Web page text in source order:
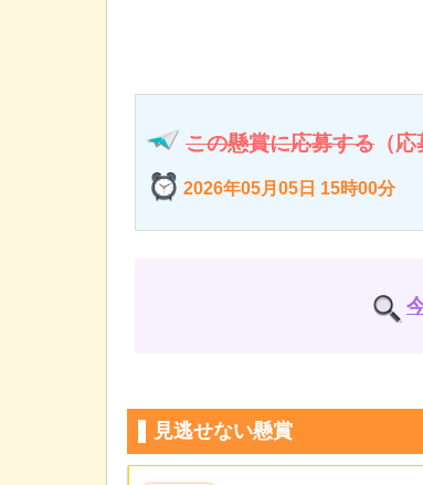
この懸賞に応募する （
2026年05月05日 15時00分
見逃せない懸賞